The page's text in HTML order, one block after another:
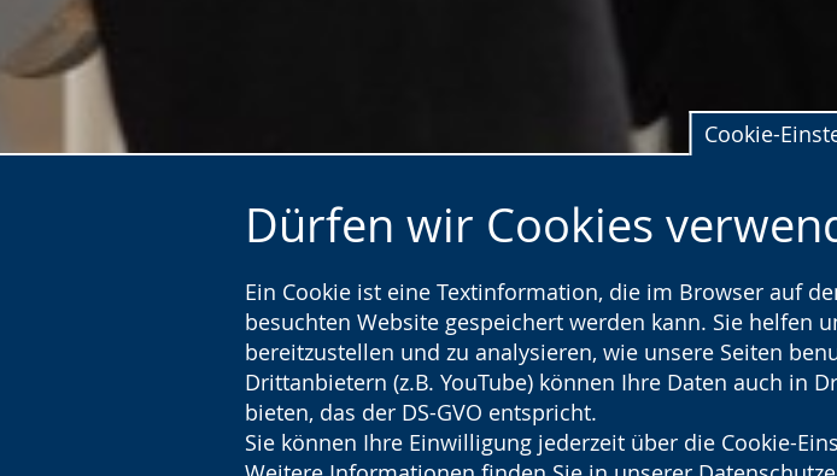
Cookie-
Dürfen wir Cookies
Ein Cookie ist eine Textinformation, die im Browser auf
besuchten Website gespeichert werden kann. Sie
bereitzustellen und zu analysieren, wie unsere Seiten
Drittanbietern (z.B. YouTube) können Ihre Daten auch in
bieten, das der DS-GVO entspricht.
Sie können Ihre Einwilligung jederzeit über die Cookie-